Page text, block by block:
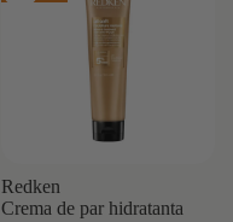
Redken
Crema de par hidratanta